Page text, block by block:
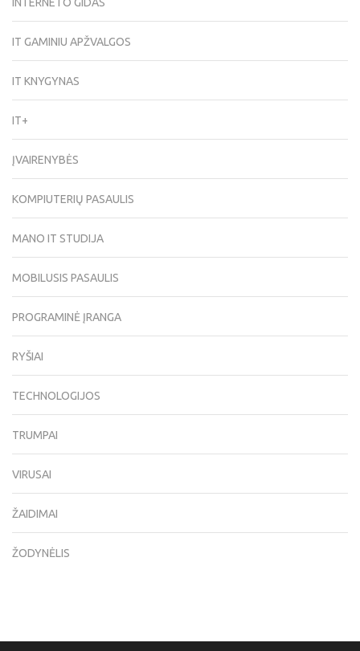
IT GAMINIU APŽVALGOS
IT KNYGYNAS
IT+
ĮVAIRENYBĖS
KOMPIUTERIŲ PASAULIS
MANO IT STUDIJA
MOBILUSIS PASAULIS
PROGRAMINĖ ĮRANGA
RYŠIAI
TECHNOLOGIJOS
TRUMPAI
VIRUSAI
ŽAIDIMAI
ŽODYNĖLIS